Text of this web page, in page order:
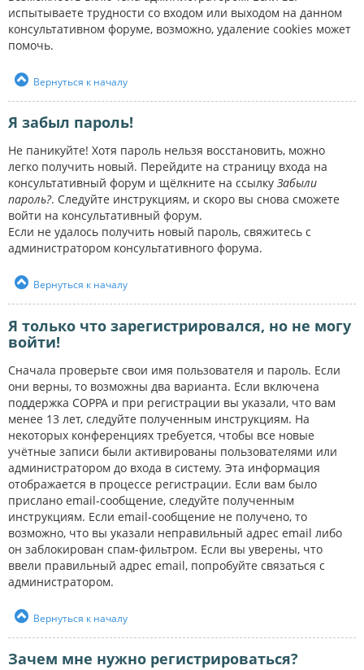
испытываете трудности со входом или выходом на данном
консультативном форуме, возможно, удаление cookies может
помочь.
Вернуться к началу
Я забыл пароль!
Не паникуйте! Хотя пароль нельзя восстановить, можно
легко получить новый. Перейдите на страницу входа на
консультативный форум и щёлкните на ссылку Забыли
пароль?. Следуйте инструкциям, и скоро вы снова сможете
войти на консультативный форум.
Если не удалось получить новый пароль, свяжитесь с
администратором консультативного форума.
Вернуться к началу
Я только что зарегистрировался, но не могу
войти!
Сначала проверьте свои имя пользователя и пароль. Если
они верны, то возможны два варианта. Если включена
поддержка COPPA и при регистрации вы указали, что вам
менее 13 лет, следуйте полученным инструкциям. На
некоторых конференциях требуется, чтобы все новые
учётные записи были активированы пользователями или
администратором до входа в систему. Эта информация
отображается в процессе регистрации. Если вам было
прислано email-сообщение, следуйте полученным
инструкциям. Если email-сообщение не получено, то
возможно, что вы указали неправильный адрес email либо
он заблокирован спам-фильтром. Если вы уверены, что
ввели правильный адрес email, попробуйте связаться с
администратором.
Вернуться к началу
Зачем мне нужно регистрироваться?